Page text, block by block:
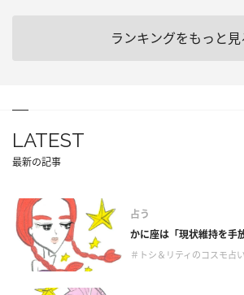
ランキングをもっと見
LATEST
最新の記事
占う
かに座は「現状維持を手
＃トシ＆リティのコスモ占い